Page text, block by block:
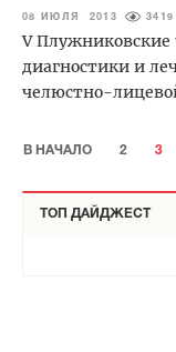
08 ИЮЛЯ 2013 3419
V
диагностики и
челюстно-
В НАЧАЛО 2 3
ТОП ДАЙДЖЕСТ